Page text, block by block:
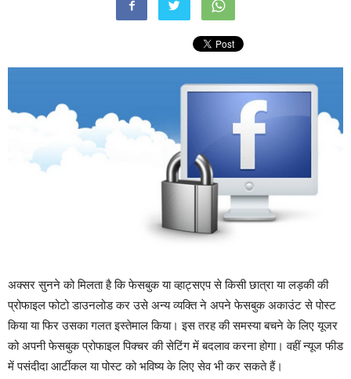
अक्सर सुनने को मिलता है कि फेसबुक या व्हाट्सएप से किसी छात्रा या लड़की की
प्रोफाइल फोटो डाउनलोड कर उसे अन्य व्यक्ति ने अपने फेसबुक अकाउंट से पोस्ट
किया या फिर उसका गलत इस्तेमाल किया। इस तरह की समस्या बचने के लिए यूजर
को अपनी फेसबुक प्रोफाइल पिक्चर की सेटिंग में बदलाव करना होगा। वहीं न्यूज फीड
में पसंदीदा आर्टीकल या पोस्ट को भविष्य के लिए सेव भी कर सकते हैं।